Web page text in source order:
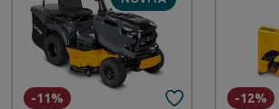
-11% -12%